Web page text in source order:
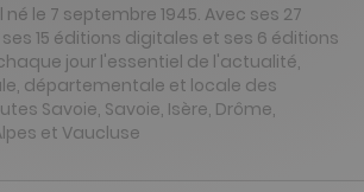
le 7 septembre 1945. Avec ses 27
15 éditions digitales et ses 6 éditions
jour l'essentiel de l'actualité,
départementale et locale des
Savoie, Savoie, Isère, Drôme,
et Vaucluse